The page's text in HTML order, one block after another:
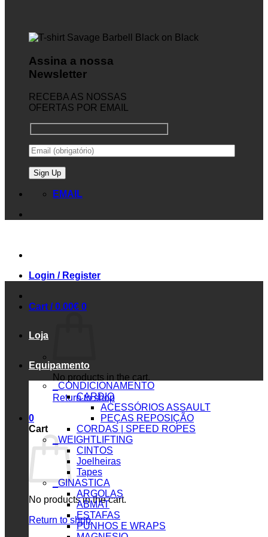
Assina a nossa
Newsletter
RECEBA AS NOSSAS
OFERTAS POR EMAIL
EMAIL
Login / Register
Cart /0.00€ 0
No products in the cart.
Return to shop
0
Cart
No products in the cart.
Return to shop
Loja
Equipamento
_CONDICIONAMENTO
CARDIO
ACESSÓRIOS ASSAULT
PEÇAS REPOSIÇÃO
CORDAS | SPEED ROPES
_WEIGHTLIFTING
CINTOS
Joelheiras
Tapes
_GINASTICA
ARGOLAS
ABMAT
ESTAFAS
PUNHOS E WRAPS